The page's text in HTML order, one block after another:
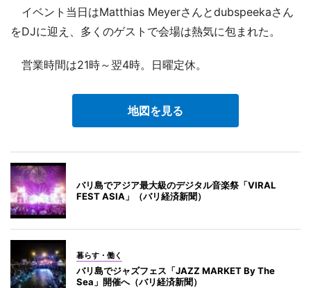
イベント当日はMatthias Meyerさんとdubspeekaさん
をDJに迎え、多くのゲストで会場は熱気に包まれた。
営業時間は21時～翌4時。日曜定休。
地図を見る
バリ島でアジア最大級のデジタル音楽祭「VIRAL
FEST ASIA」（バリ経済新聞）
暮らす・働く
バリ島でジャズフェス「JAZZ MARKET By The
Sea」開催へ（バリ経済新聞）